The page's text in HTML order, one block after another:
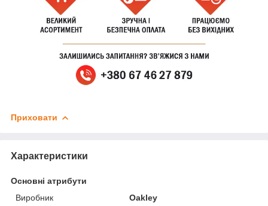
Приховати
Характеристики
Основні атрибути
Виробник
Oakley